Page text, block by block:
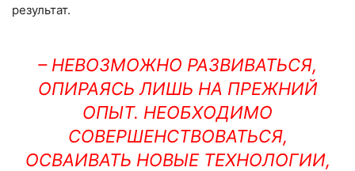
результат.
– НЕВОЗМОЖНО РАЗВИВАТЬСЯ,
ОПИРАЯСЬ ЛИШЬ НА ПРЕЖНИЙ
ОПЫТ. НЕОБХОДИМО
СОВЕРШЕНСТВОВАТЬСЯ,
ОСВАИВАТЬ НОВЫЕ ТЕХНОЛОГИИ,